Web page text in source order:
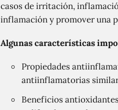
casos de irritación,
inflamación y promover una
Algunas características
Propiedades
antiinflamatorias
Beneficios